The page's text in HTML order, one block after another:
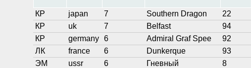
КР japan 7 Southern Dragon 22
КР
uk 7 Belfast 94
КР
germany 6 Admiral Graf Spee 92
ЛК
france 6 Dunkerque 93
ЭМ
ussr 6 Гневный 8